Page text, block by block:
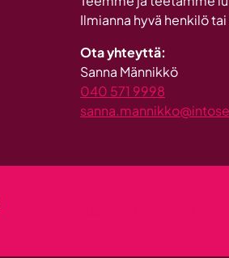
Ilmianna hyvä henkilö
Ota yhteyttä:
Sanna Männikkö
040 571 9998